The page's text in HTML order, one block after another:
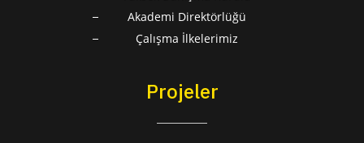
Akademi Direktörlüğü
Çalışma İlkelerimiz
Projeler